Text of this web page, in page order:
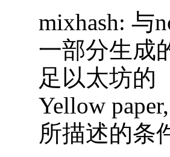
mixhash: 与
一部分生成
足以太坊的
Yellow
所描述的条